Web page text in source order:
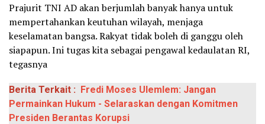
Prajurit TNI AD akan berjumlah banyak hanya untuk
mempertahankan keutuhan wilayah, menjaga
keselamatan bangsa. Rakyat tidak boleh di ganggu oleh
siapapun. Ini tugas kita sebagai pengawal kedaulatan RI,
tegasnya
Berita Terkait : Fredi Moses Ulemlem: Jangan
Permainkan Hukum - Selaraskan dengan Komitmen
Presiden Berantas Korupsi